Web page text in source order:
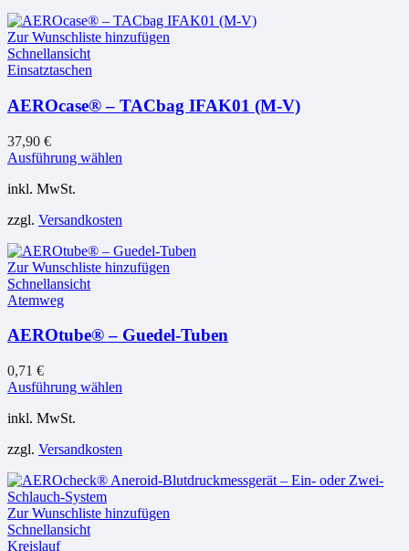
Zur Wunschliste hinzufügen
Schnellansicht
Einsatztaschen
AEROcase® – TACbag IFAK01 (M-V)
37,90 €
Ausführung wählen
Varianten
Die
Optionen
Produktseite
inkl. MwSt.
zzgl. Versandkosten
Zur Wunschliste hinzufügen
Schnellansicht
Atemweg
AEROtube® – Guedel-Tuben
0,71 €
Ausführung wählen
Varianten
Die
können
inkl. MwSt.
zzgl. Versandkosten
Zur Wunschliste hinzufügen
Schnellansicht
Kreislauf